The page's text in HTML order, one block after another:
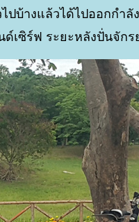
ปบ้างแล้วได้ไปออกกำลั
ด์เซิร์ฟ ระยะหลังปั่นจักร